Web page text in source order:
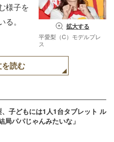
拡大する
平愛梨（C）モデルプレ
ス
様子を
。
読む
子どもには1人1台タブレット ル
局パパじゃんみたいな」